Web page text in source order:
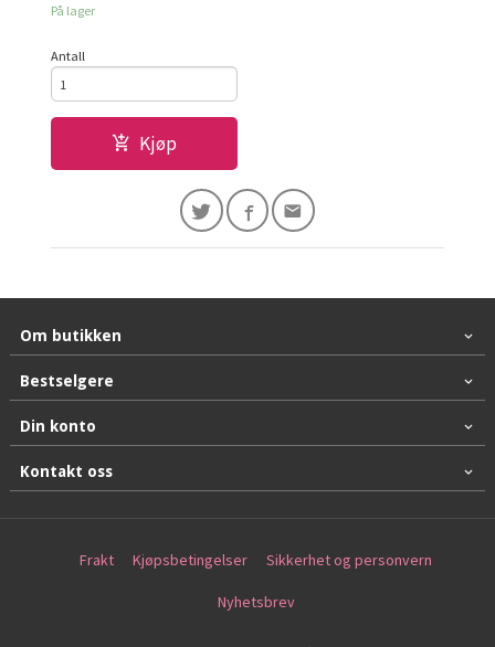
På lager
Antall
Kjøp
Om butikken
Bestselgere
Din konto
Kontakt oss
Frakt Kjøpsbetingelser Sikkerhet og personvern
Nyhetsbrev